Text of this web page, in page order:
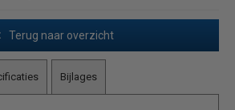
Terug naar overzicht
Bijlages